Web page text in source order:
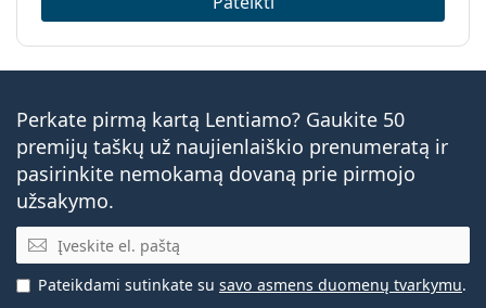
Perkate pirmą kartą Lentiamo? Gaukite 50
premijų taškų už naujienlaiškio prenumeratą ir
pasirinkite nemokamą dovaną prie pirmojo
užsakymo.
El. pašto adresas
Pateikdami sutinkate su savo asmens duomenų tvarkymu.